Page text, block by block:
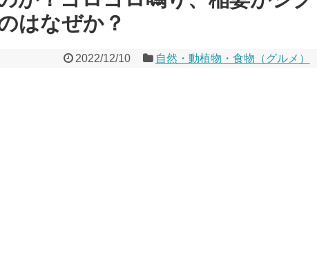
はなぜか？
2022/12/10 自然・動植物・食物（グルメ）